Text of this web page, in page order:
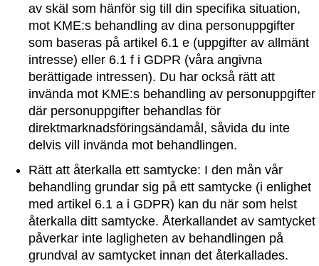
av skäl som hänför sig till din specifika situation,
mot KME:s behandling av dina personuppgifter
som baseras på artikel 6.1 e (uppgifter av allmänt
intresse) eller 6.1 f i GDPR (våra angivna
berättigade intressen). Du har också rätt att
invända mot KME:s behandling av personuppgifter
där personuppgifter behandlas för
direktmarknadsföringsändamål, såvida du inte
delvis vill invända mot behandlingen.
Rätt att återkalla ett samtycke: I den mån vår
behandling grundar sig på ett samtycke (i enlighet
med artikel 6.1 a i GDPR) kan du när som helst
återkalla ditt samtycke. Återkallandet av samtycket
påverkar inte lagligheten av behandlingen på
grundval av samtycket innan det återkallades.